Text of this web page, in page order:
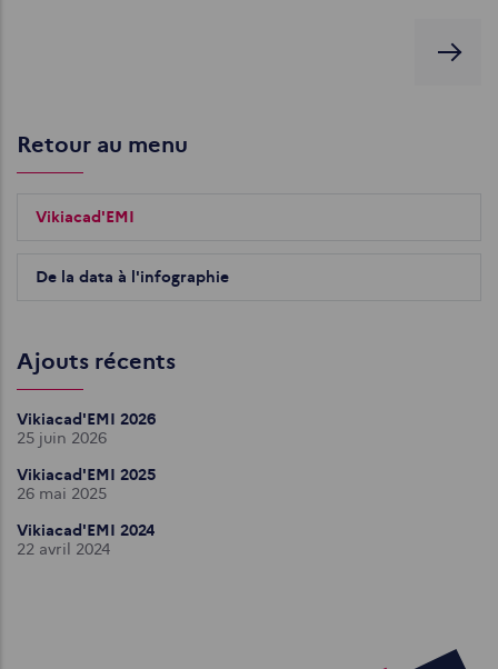
Retour au menu
Vikiacad'EMI
De la data à l'infographie
Ajouts récents
Vikiacad'EMI 2026
25 juin 2026
Vikiacad'EMI 2025
26 mai 2025
Vikiacad'EMI 2024
22 avril 2024